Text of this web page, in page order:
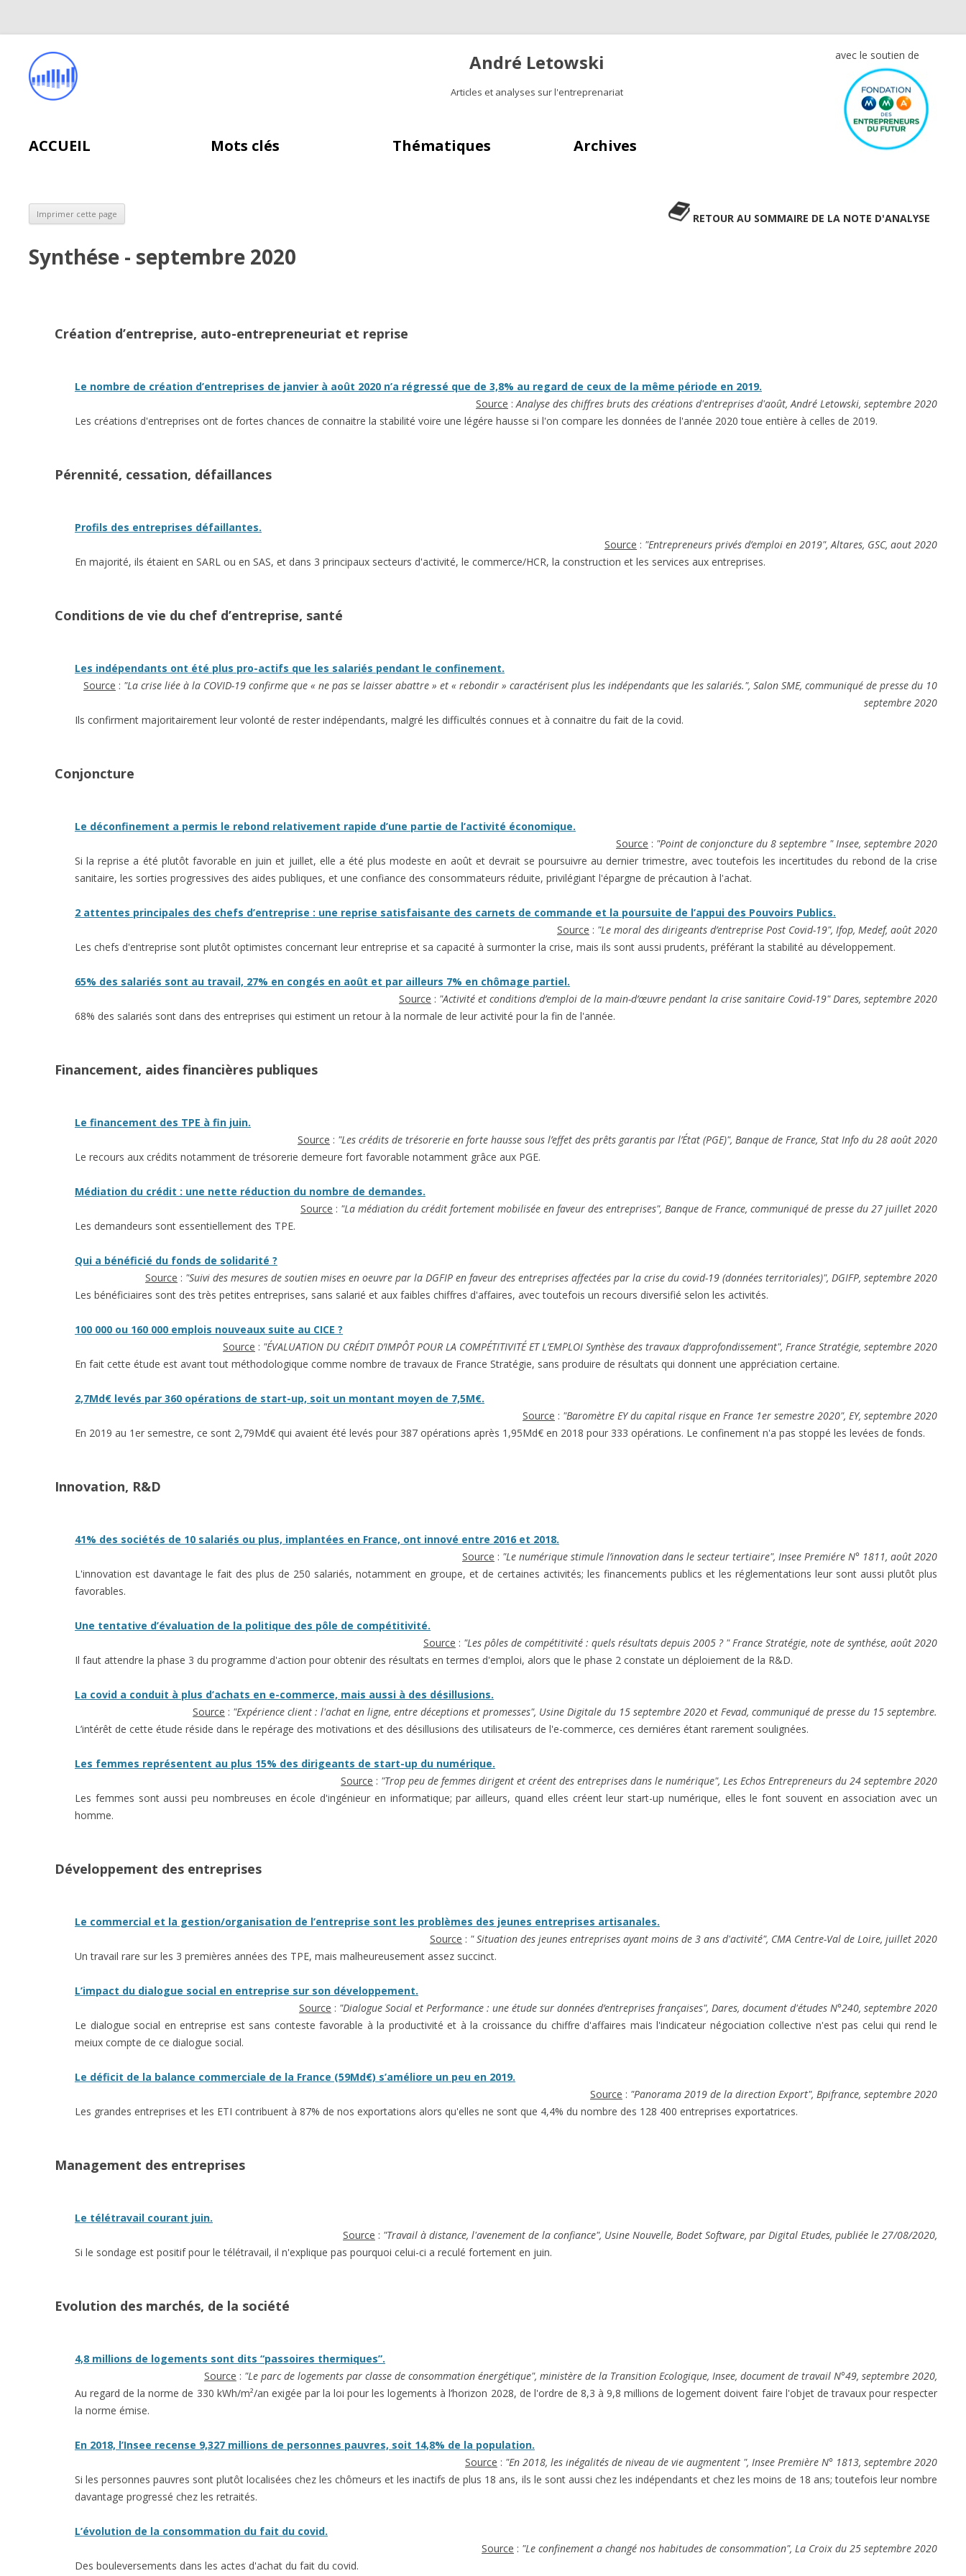
André Letowski
Articles et analyses sur l'entreprenariat
avec le soutien de
ACCUEIL Mots clés Thématiques Archives
RETOUR AU SOMMAIRE DE LA NOTE D'ANALYSE
Synthése - septembre 2020
Création d’entreprise, auto-entrepreneuriat et reprise
Le nombre de création d’entreprises de janvier à août 2020 n’a régressé que de 3,8% au regard de ceux de la même période en 2019.
Source :Analyse des chiffres bruts des créations d'entreprises d'août, André Letowski, septembre 2020
Les créations d'entreprises ont de fortes chances de connaitre la stabilité voire une légére hausse si l'on compare les données de l'année 2020 toue entière à celles de 2019.
Pérennité, cessation, défaillances
Profils des entreprises défaillantes.
Source : "Entrepreneurs privés d’emploi en 2019", Altares, GSC, aout 2020
En majorité, ils étaient en SARL ou en SAS, et dans 3 principaux secteurs d'activité, le commerce/HCR, la construction et les services aux entreprises.
Conditions de vie du chef d’entreprise, santé
Les indépendants ont été plus pro-actifs que les salariés pendant le confinement.
Source : "La crise liée à la COVID-19 confirme que « ne pas se laisser abattre » et « rebondir » caractérisent plus les indépendants que les salariés.", Salon SME, communiqué de presse du 10
septembre 2020
Ils confirment majoritairement leur volonté de rester indépendants, malgré les difficultés connues et à connaitre du fait de la covid.
Conjoncture
Le déconfinement a permis le rebond relativement rapide d’une partie de l’activité économique.
Source : "Point de conjoncture du 8 septembre " Insee, septembre 2020
Si la reprise a été plutôt favorable en juin et juillet, elle a été plus modeste en août et devrait se poursuivre au dernier trimestre, avec toutefois les incertitudes du rebond de la crise
sanitaire, les sorties progressives des aides publiques, et une confiance des consommateurs réduite, privilégiant l'épargne de précaution à l'achat.
2 attentes principales des chefs d’entreprise : une reprise satisfaisante des carnets de commande et la poursuite de l’appui des Pouvoirs Publics.
Source : "Le moral des dirigeants d’entreprise Post Covid-19", Ifop, Medef, août 2020
Les chefs d'entreprise sont plutôt optimistes concernant leur entreprise et sa capacité à surmonter la crise, mais ils sont aussi prudents, préférant la stabilité au développement.
65% des salariés sont au travail, 27% en congés en août et par ailleurs 7% en chômage partiel.
Source : "Activité et conditions d’emploi de la main-d’œuvre pendant la crise sanitaire Covid-19" Dares, septembre 2020
68% des salariés sont dans des entreprises qui estiment un retour à la normale de leur activité pour la fin de l'année.
Financement, aides financières publiques
Le financement des TPE à fin juin.
Source : "Les crédits de trésorerie en forte hausse sous l’effet des prêts garantis par l’État (PGE)", Banque de France, Stat Info du 28 août 2020
Le recours aux crédits notamment de trésorerie demeure fort favorable notamment grâce aux PGE.
Médiation du crédit : une nette réduction du nombre de demandes.
Source : "La médiation du crédit fortement mobilisée en faveur des entreprises", Banque de France, communiqué de presse du 27 juillet 2020
Les demandeurs sont essentiellement des TPE.
Qui a bénéficié du fonds de solidarité ?
Source : "Suivi des mesures de soutien mises en oeuvre par la DGFIP en faveur des entreprises affectées par la crise du covid-19 (données territoriales)", DGIFP, septembre 2020
Les bénéficiaires sont des très petites entreprises, sans salarié et aux faibles chiffres d'affaires, avec toutefois un recours diversifié selon les activités.
100 000 ou 160 000 emplois nouveaux suite au CICE ?
Source : "ÉVALUATION DU CRÉDIT D’IMPÔT POUR LA COMPÉTITIVITÉ ET L’EMPLOI Synthèse des travaux d’approfondissement", France Stratégie, septembre 2020
En fait cette étude est avant tout méthodologique comme nombre de travaux de France Stratégie, sans produire de résultats qui donnent une appréciation certaine.
2,7Md€ levés par 360 opérations de start-up, soit un montant moyen de 7,5M€.
Source : "Baromètre EY du capital risque en France 1er semestre 2020", EY, septembre 2020
En 2019 au 1er semestre, ce sont 2,79Md€ qui avaient été levés pour 387 opérations après 1,95Md€ en 2018 pour 333 opérations. Le confinement n'a pas stoppé les levées de fonds.
Innovation, R&D
41% des sociétés de 10 salariés ou plus, implantées en France, ont innové entre 2016 et 2018.
Source : "Le numérique stimule l’innovation dans le secteur tertiaire", Insee Premiére N° 1811, août 2020
L'innovation est davantage le fait des plus de 250 salariés, notamment en groupe, et de certaines activités; les financements publics et les réglementations leur sont aussi plutôt plus
favorables.
Une tentative d’évaluation de la politique des pôle de compétitivité.
Source : "Les pôles de compétitivité : quels résultats depuis 2005 ? " France Stratégie, note de synthése, août 2020
Il faut attendre la phase 3 du programme d'action pour obtenir des résultats en termes d'emploi, alors que le phase 2 constate un déploiement de la R&D.
La covid a conduit à plus d’achats en e-commerce, mais aussi à des désillusions.
Source : "Expérience client : l'achat en ligne, entre déceptions et promesses", Usine Digitale du 15 septembre 2020 et Fevad, communiqué de presse du 15 septembre.
L’intérêt de cette étude réside dans le repérage des motivations et des désillusions des utilisateurs de l'e-commerce, ces derniéres étant rarement soulignées.
Les femmes représentent au plus 15% des dirigeants de start-up du numérique.
Source : "Trop peu de femmes dirigent et créent des entreprises dans le numérique", Les Echos Entrepreneurs du 24 septembre 2020
Les femmes sont aussi peu nombreuses en école d'ingénieur en informatique; par ailleurs, quand elles créent leur start-up numérique, elles le font souvent en association avec un
homme.
Développement des entreprises
Le commercial et la gestion/organisation de l’entreprise sont les problèmes des jeunes entreprises artisanales.
Source : " Situation des jeunes entreprises ayant moins de 3 ans d'activité", CMA Centre-Val de Loire, juillet 2020
Un travail rare sur les 3 premières années des TPE, mais malheureusement assez succinct.
L’impact du dialogue social en entreprise sur son développement.
Source : "Dialogue Social et Performance : une étude sur données d’entreprises françaises", Dares, document d'études N°240, septembre 2020
Le dialogue social en entreprise est sans conteste favorable à la productivité et à la croissance du chiffre d'affaires mais l'indicateur négociation collective n'est pas celui qui rend le
meiux compte de ce dialogue social.
Le déficit de la balance commerciale de la France (59Md€) s’améliore un peu en 2019.
Source : "Panorama 2019 de la direction Export", Bpifrance, septembre 2020
Les grandes entreprises et les ETI contribuent à 87% de nos exportations alors qu'elles ne sont que 4,4% du nombre des 128 400 entreprises exportatrices.
Management des entreprises
Le télétravail courant juin.
Source : "Travail à distance, l'avenement de la confiance", Usine Nouvelle, Bodet Software, par Digital Etudes, publiée le 27/08/2020,
Si le sondage est positif pour le télétravail, il n'explique pas pourquoi celui-ci a reculé fortement en juin.
Evolution des marchés, de la société
4,8 millions de logements sont dits “passoires thermiques”.
Source : "Le parc de logements par classe de consommation énergétique", ministère de la Transition Ecologique, Insee, document de travail N°49, septembre 2020,
Au regard de la norme de 330 kWh/m²/an exigée par la loi pour les logements à l’horizon 2028, de l'ordre de 8,3 à 9,8 millions de logement doivent faire l'objet de travaux pour respecter
la norme émise.
En 2018, l’Insee recense 9,327 millions de personnes pauvres, soit 14,8% de la population.
Source : "En 2018, les inégalités de niveau de vie augmentent ", Insee Première N° 1813, septembre 2020
Si les personnes pauvres sont plutôt localisées chez les chômeurs et les inactifs de plus 18 ans, ils le sont aussi chez les indépendants et chez les moins de 18 ans; toutefois leur nombre
davantage progressé chez les retraités.
L’évolution de la consommation du fait du covid.
Source : "Le confinement a changé nos habitudes de consommation", La Croix du 25 septembre 2020
Des bouleversements dans les actes d'achat du fait du covid.